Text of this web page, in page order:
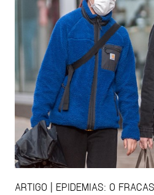
ARTIGO | EPIDEMIAS: O